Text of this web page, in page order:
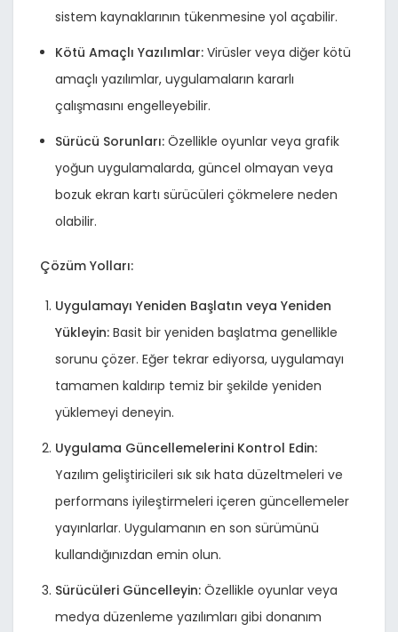
sistem kaynaklarının tükenmesine yol açabilir.
Kötü Amaçlı Yazılımlar: Virüsler veya diğer kötü
amaçlı yazılımlar, uygulamaların kararlı
çalışmasını engelleyebilir.
Sürücü Sorunları: Özellikle oyunlar veya grafik
yoğun uygulamalarda, güncel olmayan veya
bozuk ekran kartı sürücüleri çökmelere neden
olabilir.
Çözüm Yolları:
Uygulamayı Yeniden Başlatın veya Yeniden
Yükleyin: Basit bir yeniden başlatma genellikle
sorunu çözer. Eğer tekrar ediyorsa, uygulamayı
tamamen kaldırıp temiz bir şekilde yeniden
yüklemeyi deneyin.
Uygulama Güncellemelerini Kontrol Edin:
Yazılım geliştiricileri sık sık hata düzeltmeleri ve
performans iyileştirmeleri içeren güncellemeler
yayınlarlar. Uygulamanın en son sürümünü
kullandığınızdan emin olun.
Sürücüleri Güncelleyin: Özellikle oyunlar veya
medya düzenleme yazılımları gibi donanım